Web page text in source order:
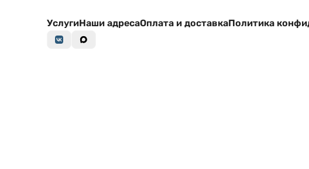
УслугиНаши адресаОплата и доставкаПолитика